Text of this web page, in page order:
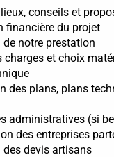
conseils et
financière du projet
notre prestation
charges et choix
des plans, plans
administratives (si
des entreprises
des devis artisans